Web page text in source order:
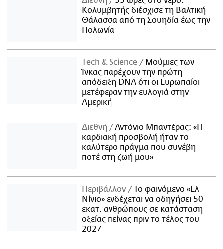
Κολυμβητής διέσχισε τη Βαλτική
Θάλασσα από τη Σουηδία έως την
Πολωνία
Τech & Science
Μούμιες των
Ίνκας παρέχουν την πρώτη
απόδειξη DNA ότι οι Ευρωπαίοι
μετέφεραν την ευλογιά στην
Αμερική
Διεθνή
Αντόνιο Μπαντέρας: «Η
καρδιακή προσβολή ήταν το
καλύτερο πράγμα που συνέβη
ποτέ στη ζωή μου»
Περιβάλλον
Το φαινόμενο «Ελ
Νίνιο» ενδέχεται να οδηγήσει 50
εκατ. ανθρώπους σε κατάσταση
οξείας πείνας πριν το τέλος του
2027